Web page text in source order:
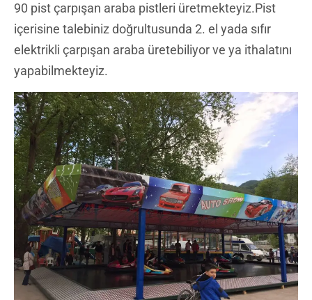
90 pist çarpışan araba pistleri üretmekteyiz.Pist
içerisine talebiniz doğrultusunda 2. el yada sıfır
elektrikli çarpışan araba üretebiliyor ve ya ithalatını
yapabilmekteyiz.